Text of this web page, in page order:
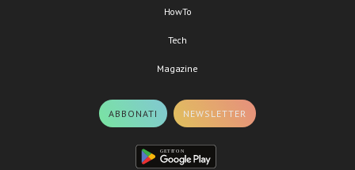
HowTo
Tech
Magazine
ABBONATI NEWSLETTER